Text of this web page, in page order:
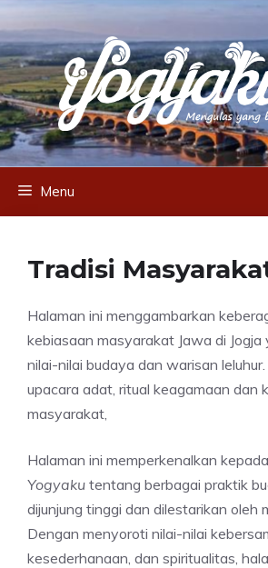
to
content
Menu
Tradisi
Halaman ini menggambarkan
kebiasaan masyarakat Jawa di
nilai-nilai budaya dan warisan leluhur.
upacara adat, ritual keagamaan dan
masyarakat,
Halaman ini memperkenalkan kepada
Yogyaku tentang berbagai praktik
dijunjung tinggi dan dilestarikan oleh
Dengan menyoroti nilai-nilai
kesederhanaan, dan spiritualitas,